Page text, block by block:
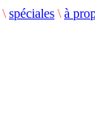
\ spéciales \ à